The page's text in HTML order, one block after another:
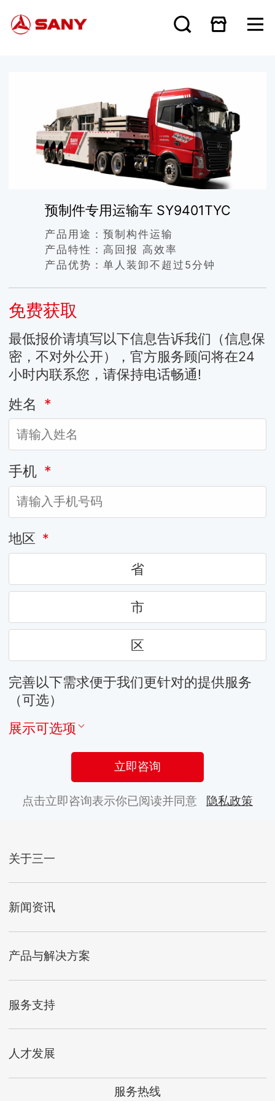
预制件专用运输车 SY9401TYC
产品用途：
产品特性：
产品优势：
预制构件运输
高回报 高效率
单人装卸不超过5分钟
免费获取
最低报价请填写以下信息告诉我们（信息保
密，不对外公开），官方服务顾问将在24
小时内联系您，请保持电话畅通!
姓名 *
手机 *
地区 *
省
市
区
完善以下需求便于我们更针对的提供服务
（可选）
展示可选项
立即咨询
点击立即咨询表示你已阅读并同意 隐私政策
关于三一
新闻资讯
产品与解决方案
服务支持
人才发展
服务热线